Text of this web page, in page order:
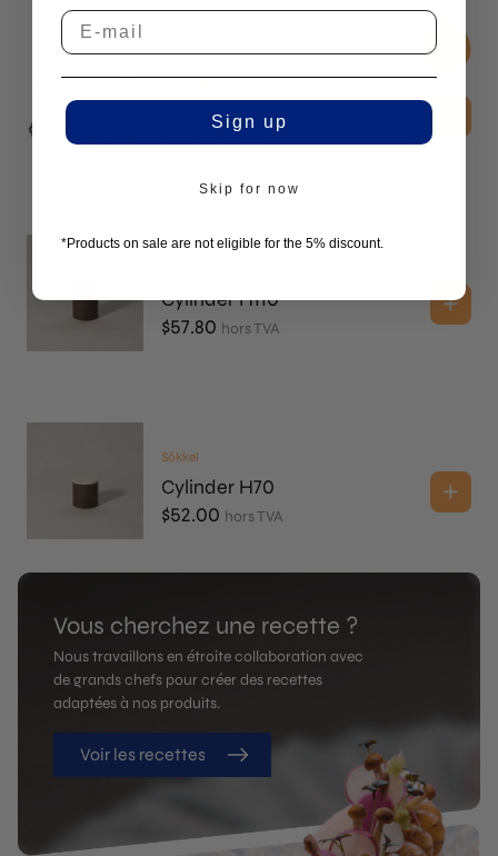
Kitchen Essentials
Cutters
$17.35 hors TVA
Cylinder H110
$57.80 hors TVA
Sōkkel
Cylinder H70
$52.00 hors TVA
Vous cherchez une recette ?
Nous travaillons en étroite collaboration avec
de grands chefs pour créer des recettes
adaptées à nos produits.
Voir les recettes
Sign up
Skip for now
*Products on sale are not eligible for the 5% discount.